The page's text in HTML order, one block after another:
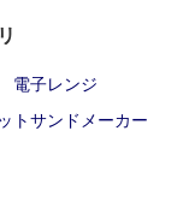
電子レンジ
トサンドメーカー